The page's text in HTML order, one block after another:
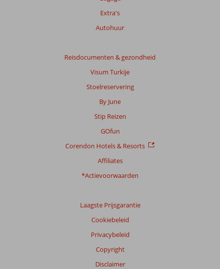
Extra's
Autohuur
Reisdocumenten & gezondheid
Visum Turkije
Stoelreservering
By June
Stip Reizen
GOfun
Corendon Hotels & Resorts
Affiliates
*Actievoorwaarden
Laagste Prijsgarantie
Cookiebeleid
Privacybeleid
Copyright
Disclaimer